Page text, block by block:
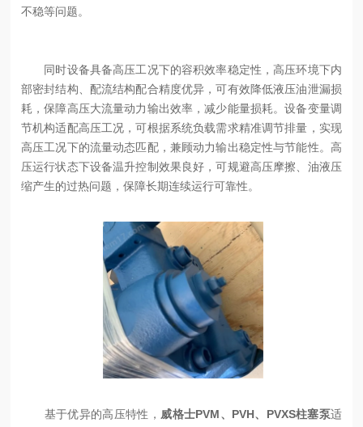
不稳等问题。
同时设备具备高压工况下的容积效率稳定性，高压环境下内
部密封结构、配流结构配合精度优异，可有效降低液压油泄漏损
耗，保障高压大流量动力输出效率，减少能量损耗。设备变量调
节机构适配高压工况，可根据系统负载需求精准调节排量，实现
高压工况下的流量动态匹配，兼顾动力输出稳定性与节能性。高
压运行状态下设备温升控制效果良好，可规避高压摩擦、油液压
缩产生的过热问题，保障长期连续运行可靠性。
基于优异的高压特性， 威格士PVM、PVH、PVXS柱塞泵适